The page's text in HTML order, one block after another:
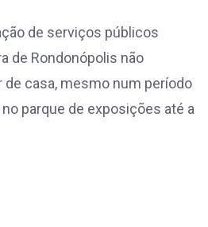
de serviços públicos
de Rondonópolis não
casa, mesmo num período
parque de exposições até a